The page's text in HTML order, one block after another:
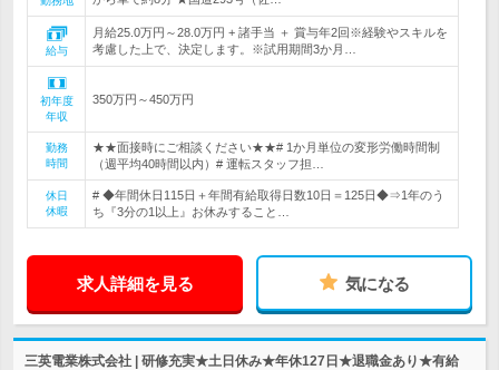
給与
月給25.0万円～28.0万円 + 諸手当 ＋ 賞与年2回※経験やスキルを
考慮した上で、決定します。※試用期間3か月…
初年度
年収
350万円～450万円
勤務
時間
★★面接時にご相談ください★★# 1か月単位の変形労働時間制
（週平均40時間以内）# 運転スタッフ担…
休日
休暇
# ◆年間休日115日＋年間有給取得日数10日＝125日◆⇒1年のう
ち『3分の1以上』お休みすること…
求人詳細を見る 気になる
三英電業株式会社 | 研修充実★土日休み★年休127日★退職金あり★有給